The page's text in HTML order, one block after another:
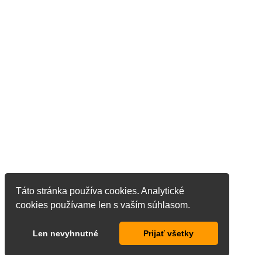
Táto stránka používa cookies. Analytické
cookies používame len s vaším súhlasom.
Len nevyhnutné Prijať všetky